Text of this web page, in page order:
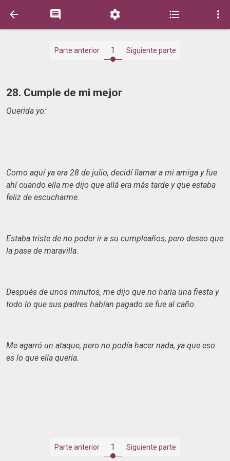
    
Parte anterior 1 Siguiente parte
28. Cumple de mi mejor
Querida yo:
Como aquí ya era 28 de julio, decidí llamar a mi amiga y fue
ahí cuando ella me dijo que allá era más tarde y que estaba
feliz de escucharme.
Estaba triste de no poder ir a su cumpleaños, pero deseo que
la pase de maravilla.
Después de unos minutos, me dijo que no haría una fiesta y
todo lo que sus padres habían pagado se fue al caño.
Me agarró un ataque, pero no podía hacer nada, ya que eso
es lo que ella quería.
Parte anterior 1 Siguiente parte